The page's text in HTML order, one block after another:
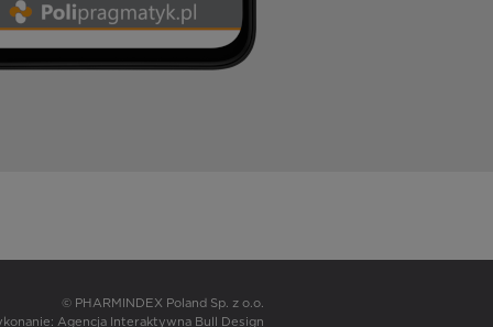
© PHARMINDEX Poland Sp. z o.o.
Agencja Interaktywna Bull Design